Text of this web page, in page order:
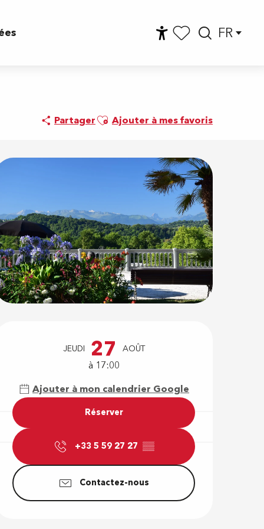
FR
PartagerAjouter aux favoris
Ajouter à mes favoris
JEUDI 27 AOÛT
à 17:00
Ajouter à mon calendrier Google
Réserver
+33 5 59 27 27 ▒▒
Contactez-nous